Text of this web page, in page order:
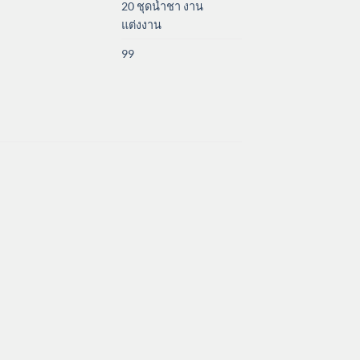
20 ชุดน้ำชา งาน
แต่งงาน
99